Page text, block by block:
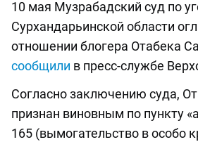
10 мая Музрабадский суд по
Сурхандарьинской области
отношении блогера Отабека
сообщили в пресс-службе
Согласно заключению суда,
признан виновным по пункту
165 (вымогательство в особо